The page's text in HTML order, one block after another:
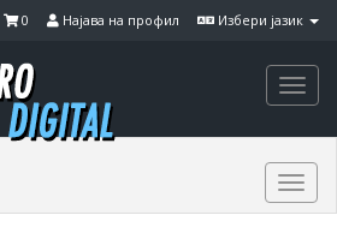
Избери јазик
Најава на профил
0